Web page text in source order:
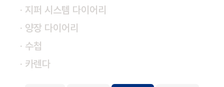
· 지퍼 시스템 다이어리
· 양장 다이어리
· 수첩
· 카렌다